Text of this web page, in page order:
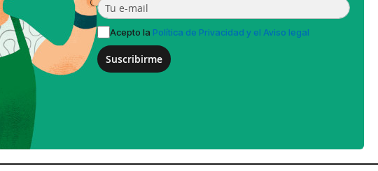
Acepto la Política de Privacidad y el Aviso legal
Suscribirme